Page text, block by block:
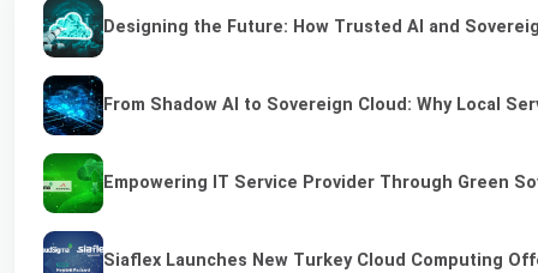
Designing the Future: How Trusted AI and
From Shadow AI to Sovereign Cloud: Why Local
Empowering IT Service Provider Through Green
Siaflex Launches New Turkey Cloud Computing